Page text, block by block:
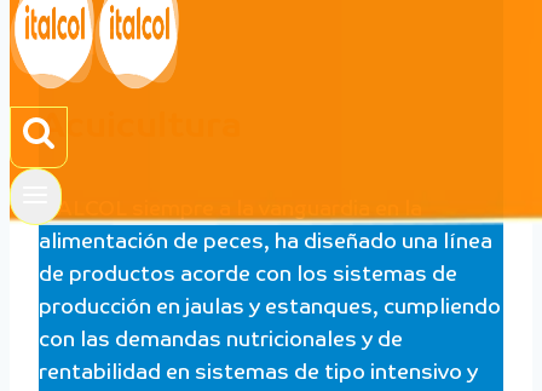
LÍNEA
Acuicultura
ITALCOL siempre a la vanguardia en la
alimentación de peces, ha diseñado una línea
de productos acorde con los sistemas de
producción en jaulas y estanques, cumpliendo
con las demandas nutricionales y de
rentabilidad en sistemas de tipo intensivo y